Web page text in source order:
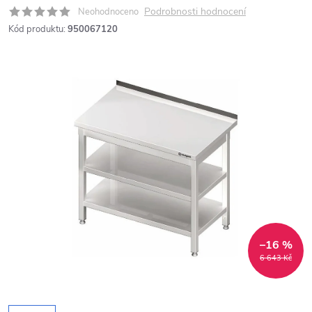
Neohodnoceno Podrobnosti hodnocení
Kód produktu: 950067120
6 643 Kč
–16 %